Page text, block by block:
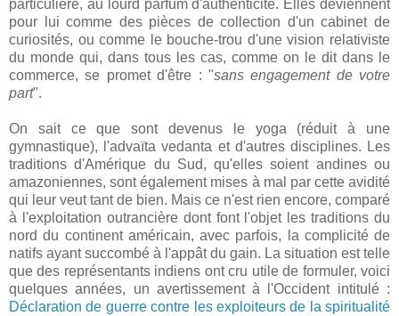
particulière, au lourd parfum d'authenticité. Elles deviennent
pour lui comme des pièces de collection d'un cabinet de
curiosités, ou comme le bouche-trou d'une vision relativiste
du monde qui, dans tous les cas, comme on le dit dans le
commerce, se promet d'être : "sans engagement de votre
part".
On sait ce que sont devenus le yoga (réduit à une
gymnastique), l'advaïta vedanta et d'autres disciplines. Les
traditions d'Amérique du Sud, qu'elles soient andines ou
amazoniennes, sont également mises à mal par cette avidité
qui leur veut tant de bien. Mais ce n'est rien encore, comparé
à l'exploitation outrancière dont font l'objet les traditions du
nord du continent américain, avec parfois, la complicité de
natifs ayant succombé à l'appât du gain. La situation est telle
que des représentants indiens ont cru utile de formuler, voici
quelques années, un avertissement à l'Occident intitulé :
Déclaration de guerre contre les exploiteurs de la spiritualité